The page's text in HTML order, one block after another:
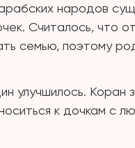
народов
Считалось, что
семью, поэтому
улучшилось. Коран
к дочкам с